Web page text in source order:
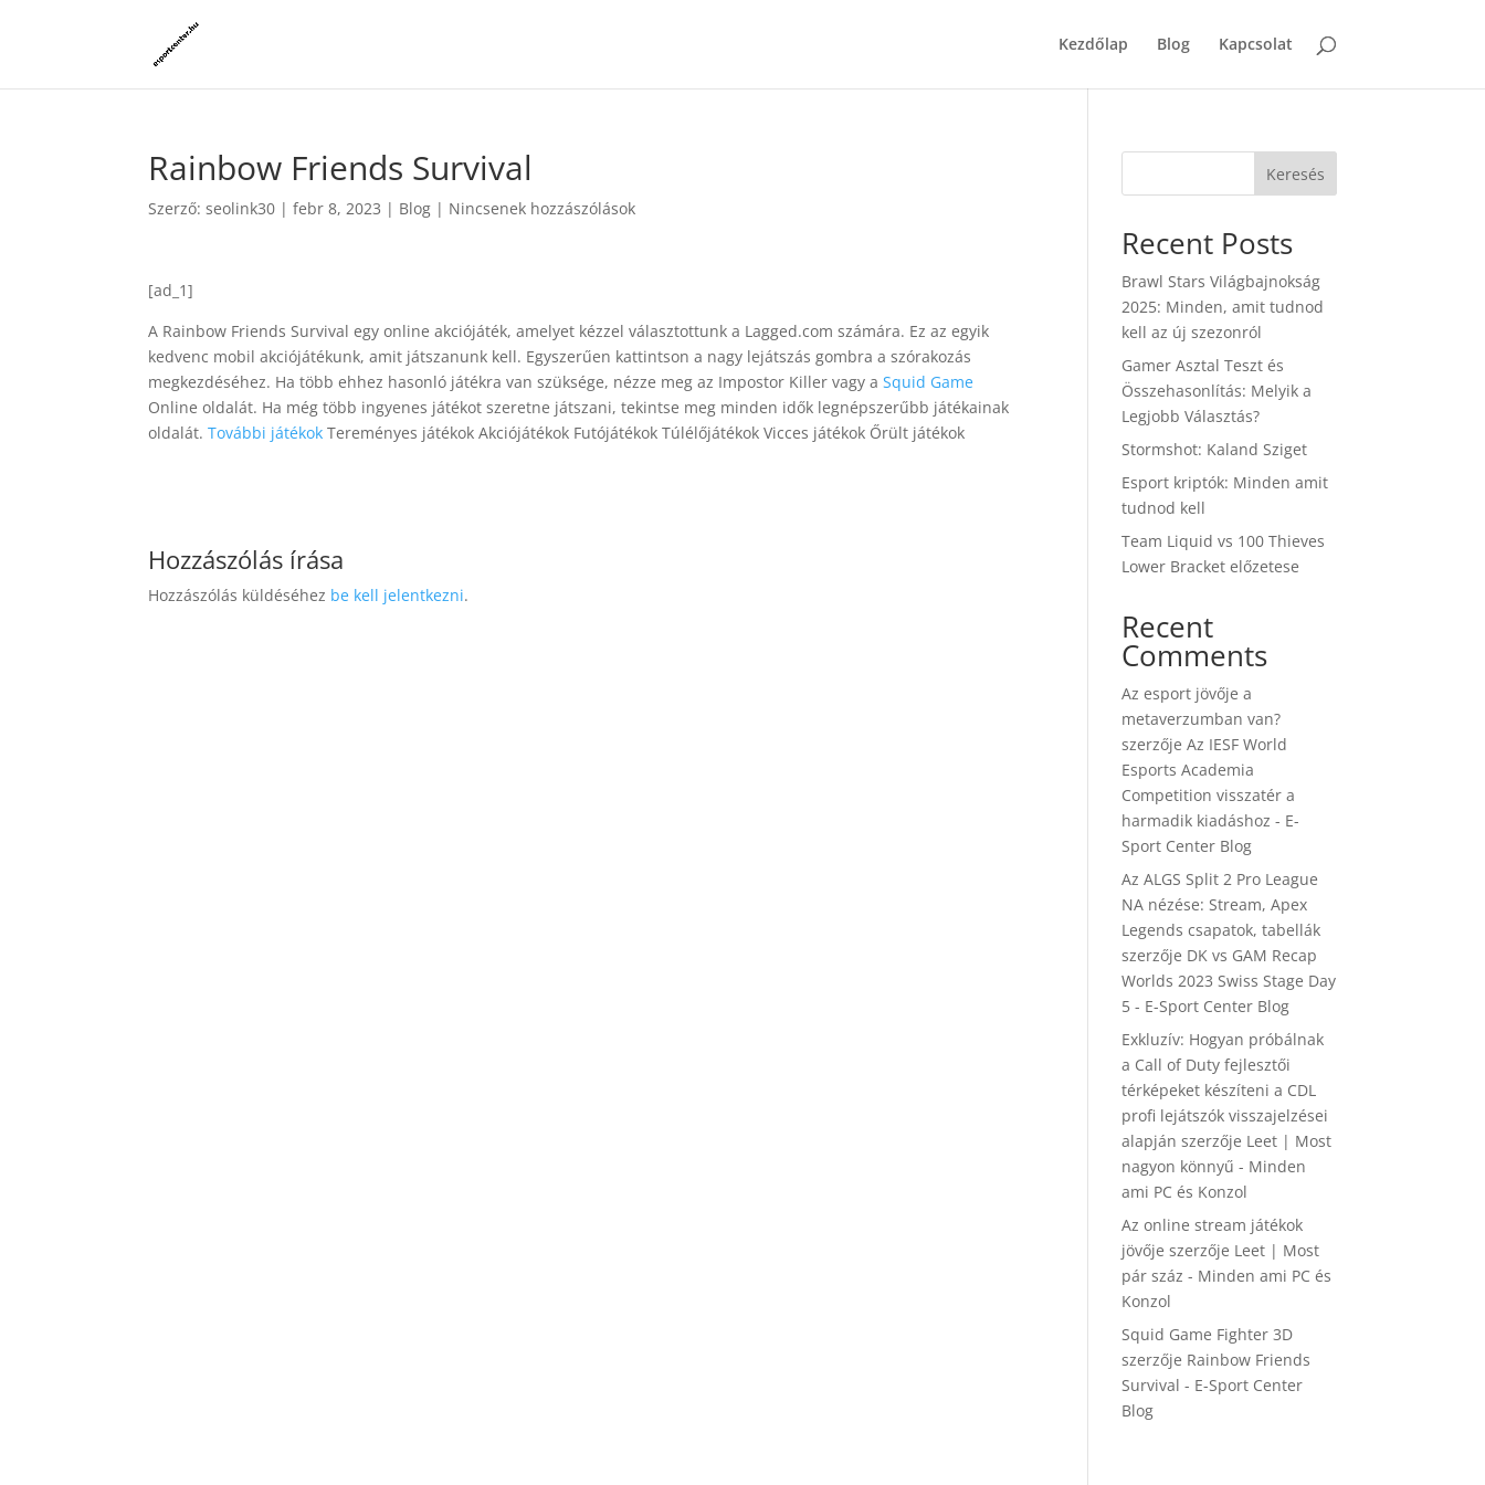
Kezdőlap Blog Kapcsolat
Rainbow Friends Survival
Szerző:seolink30 |febr 8, 2023 | Blog | Nincsenek hozzászólások
[ad_1]
A Rainbow Friends Survival egy online akciójáték, amelyet kézzel választottunk a Lagged.com számára. Ez az egyik
kedvenc mobil akciójátékunk, amit játszanunk kell. Egyszerűen kattintson a nagy lejátszás gombra a szórakozás
megkezdéséhez. Ha több ehhez hasonló játékra van szüksége, nézze meg az Impostor Killer vagy aSquid Game
Online oldalát. Ha még több ingyenes játékot szeretne játszani, tekintse meg minden idők legnépszerűbb játékainak
oldalát.További játékok Tereményes játékok Akciójátékok Futójátékok Túlélőjátékok Vicces játékok Őrült játékok
Hozzászólás írása
Hozzászólás küldéséhez be kell jelentkezni.
Keresés
Recent Posts
Brawl Stars Világbajnokság
2025: Minden, amit tudnod
kell az új szezonról
Gamer Asztal Teszt és
Összehasonlítás: Melyik a
Legjobb Választás?
Stormshot: Kaland Sziget
Esport kriptók: Minden amit
tudnod kell
Team Liquid vs 100 Thieves
Lower Bracket előzetese
Recent
Comments
Az esport jövője a
metaverzumban van?
szerzőjeAz IESF World
Esports Academia
Competition visszatér a
harmadik kiadáshoz - E-
Sport Center Blog
Az ALGS Split 2 Pro League
NA nézése: Stream, Apex
Legends csapatok, tabellák
szerzője DK vs GAM Recap
Worlds 2023 Swiss Stage Day
5 - E-Sport Center Blog
Exkluzív: Hogyan próbálnak
a Call of Duty fejlesztői
térképeket készíteni a CDL
profi lejátszók visszajelzései
alapján szerzője Leet | Most
nagyon könnyű - Minden
ami PC és Konzol
Az online stream játékok
jövője szerzője Leet | Most
pár száz - Minden ami PC és
Konzol
Squid Game Fighter 3D
szerzője Rainbow Friends
Survival - E-Sport Center
Blog